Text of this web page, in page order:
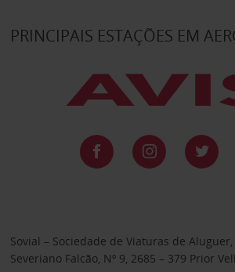
PRINCIPAIS ESTAÇÕES EM
Sovial – Sociedade de Viaturas de
Severiano Falcão, Nº 9, 2685 – 379 Prior